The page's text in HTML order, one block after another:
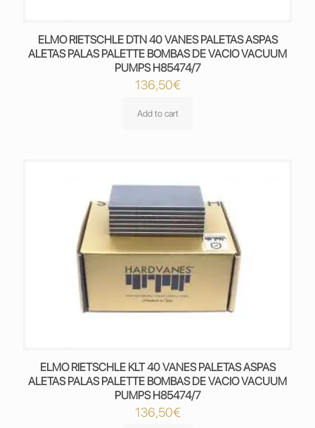
ELMO RIETSCHLE DTN 40 VANES PALETAS ASPAS
ALETAS PALAS PALETTE BOMBAS DE VACIO VACUUM
PUMPS H85474/7
136,50€
Add to cart
ELMO RIETSCHLE KLT 40 VANES PALETAS ASPAS
ALETAS PALAS PALETTE BOMBAS DE VACIO VACUUM
PUMPS H85474/7
136,50€